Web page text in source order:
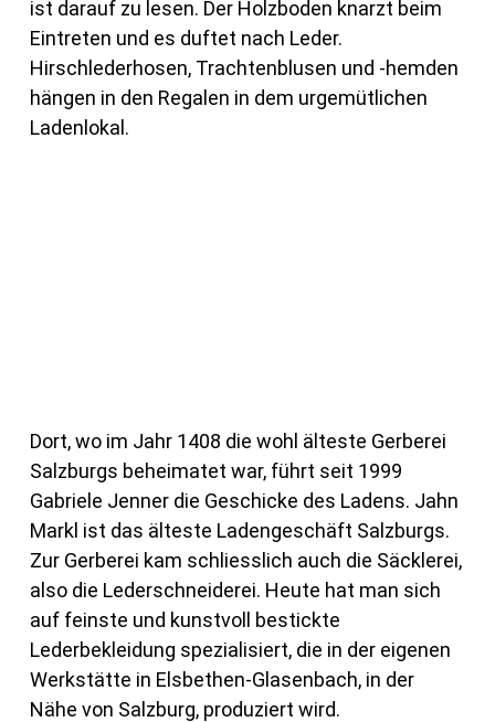
ist darauf zu lesen. Der Holzboden knarzt beim
Eintreten und es duftet nach Leder.
Hirschlederhosen, Trachtenblusen und -hemden
hängen in den Regalen in dem urgemütlichen
Ladenlokal.
Dort, wo im Jahr 1408 die wohl älteste Gerberei
Salzburgs beheimatet war, führt seit 1999
Gabriele Jenner die Geschicke des Ladens. Jahn
Markl ist das älteste Ladengeschäft Salzburgs.
Zur Gerberei kam schliesslich auch die Säcklerei,
also die Lederschneiderei. Heute hat man sich
auf feinste und kunstvoll bestickte
Lederbekleidung spezialisiert, die in der eigenen
Werkstätte in Elsbethen-Glasenbach, in der
Nähe von Salzburg, produziert wird.